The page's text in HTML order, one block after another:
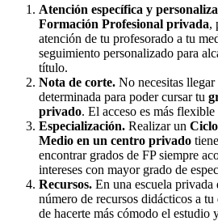
Atención específica y
Formación Profesional privada,
atención de tu profesorado a tu
seguimiento personalizado para
título.
Nota de corte. No necesitas
determinada para poder cursar tu
privado. El acceso es más
Especialización. Realizar un
Medio en un centro privado
encontrar grados de FP siempre
intereses con mayor grado de
Recursos. En una escuela privada
número de recursos didácticos a
de hacerte más cómodo el estudio